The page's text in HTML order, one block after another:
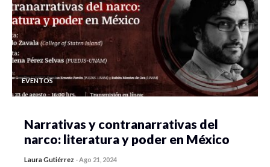
EVENTOS
Narrativas y contranarrativas del
narco: literatura y poder en México
Laura Gutiérrez -Ago 21, 2024